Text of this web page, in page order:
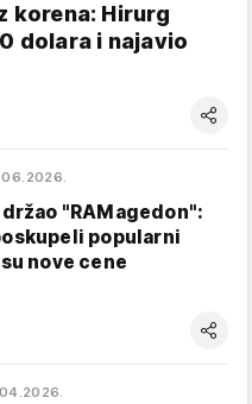
korena: Hirurg
dolara i najavio
"RAMagedon":
popularni
nove cene